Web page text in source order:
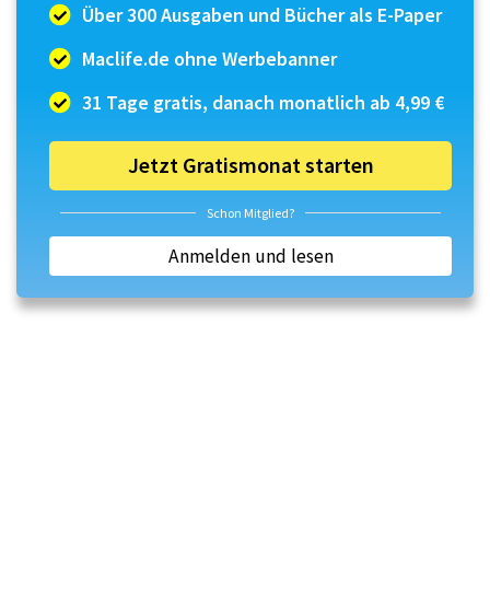
Über 300 Ausgaben und Bücher als E-Paper
Maclife.de ohne Werbebanner
31 Tage gratis, danach monatlich ab 4,99 €
Jetzt Gratismonat starten
Schon Mitglied?
Anmelden und lesen